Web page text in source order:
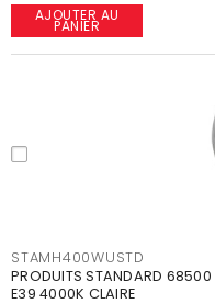
AJOUTER AU
PANIER
STAMH400WUSTD
PRODUITS STANDARD 68500
E39 4000K CLAIRE